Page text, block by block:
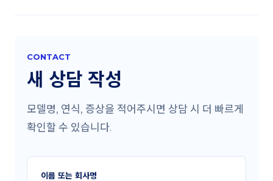
CONTACT
새 상담 작성
모델명, 연식, 증상을 적어주시면 상담 시 더 빠르게
확인할 수 있습니다.
이름 또는 회사명